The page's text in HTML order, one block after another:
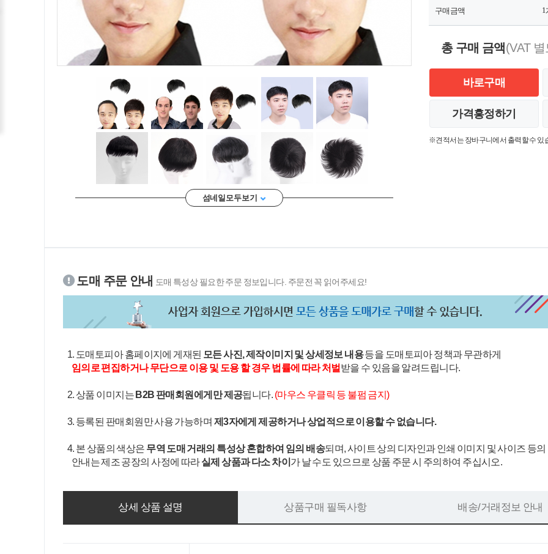
섬네일 모두 보기
구매금액 1
총 구매 금액(VAT
바로구매
가격흥정하기
※견적서는 장바구니에서 출력할 수 있
도매 주문 안내 도매 특성상 필요한 주문 정보입니다. 주문전 꼭 읽어주세요!
1. 도매토피아 홈페이지에 게재된 모든 사진, 제작이미지 및 상세정보 내용등을 도매토피아 정책과 무관하게
임의로 편집하거나 무단으로 이용 및 도용 할 경우 법률에 따라 처벌 받을 수 있음을 알려드립니다.
2. 상품 이미지는 B2B 판매회원에게만 제공됩니다. (마우스 우클릭 등 불펌 금지)
3. 등록된 판매회원만 사용 가능하며 제3자에게 제공하거나 상업적으로 이용할 수 없습니다.
4. 본 상품의 색상은 무역 도매 거래의 특성상 혼합하여 임의 배송되며, 사이트 상의 디자인과 인쇄 이미지 및 사이즈 등의
안내는 제조 공장의 사정에 따라실제 상품과 다소 차이 가 날 수도 있으므로 상품 주문 시 주의하여 주십시오.
상세 상품 설명 상품구매 필독사항 배송/거래정보 안내